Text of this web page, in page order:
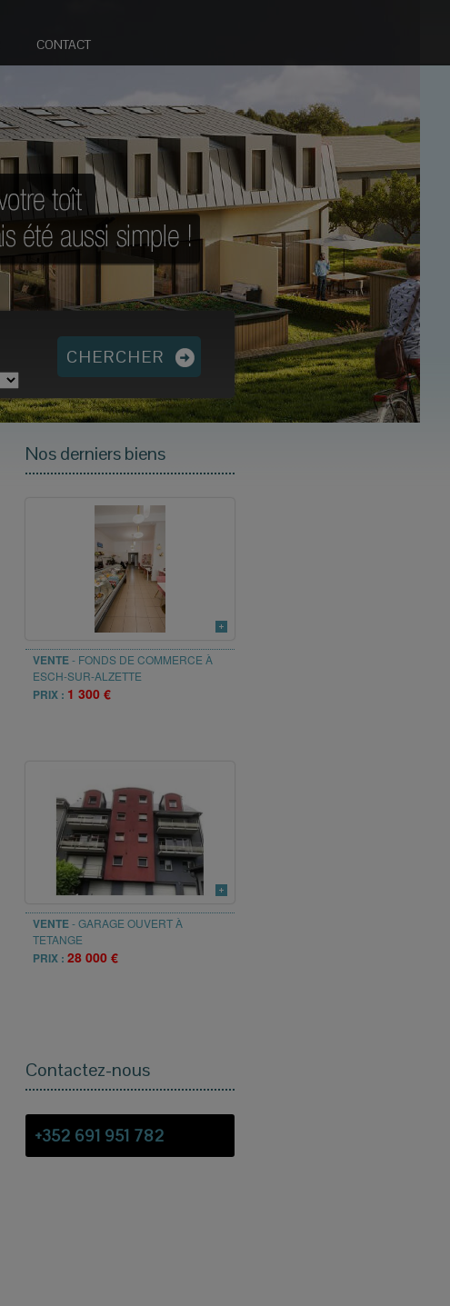
CONTACT
Nos derniers biens
VENTE- FONDS DE COMMERCE À
ESCH-SUR-ALZETTE
PRIX : 1 300 €
VENTE-GARAGE OUVERTÀ
TETANGE
PRIX : 28 000 €
Contactez-nous
+352 691 951 782